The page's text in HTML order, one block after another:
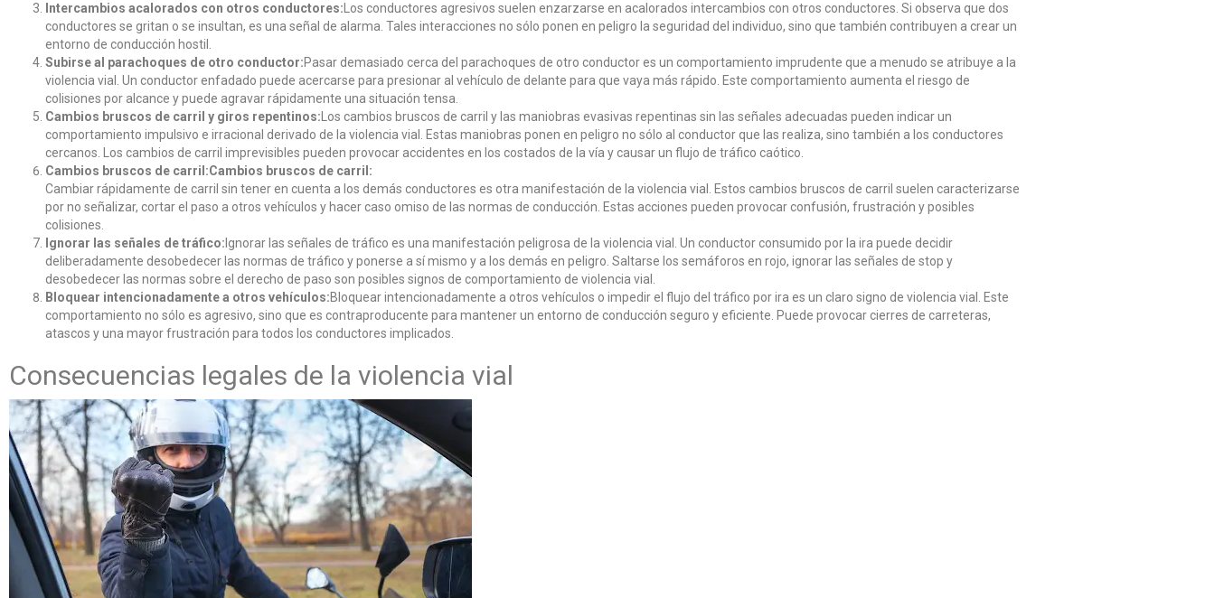
Intercambios acalorados con otros conductores: Los conductores agresivos suelen enzarzarse en acalorados intercambios con otros conductores. Si observa que dos
conductores se gritan o se insultan, es una señal de alarma. Tales interacciones no sólo ponen en peligro la seguridad del individuo, sino que también contribuyen a crear un
entorno de conducción hostil.
Subirse al parachoques de otro conductor:Pasar demasiado cerca del parachoques de otro conductor es un comportamiento imprudente que a menudo se atribuye a la
violencia vial. Un conductor enfadado puede acercarse para presionar al vehículo de delante para que vaya más rápido. Este comportamiento aumenta el riesgo de
colisiones por alcance y puede agravar rápidamente una situación tensa.
Cambios bruscos de carril y giros repentinos: Los cambios bruscos de carril y las maniobras evasivas repentinas sin las señales adecuadas pueden indicar un
comportamiento impulsivo e irracional derivado de la violencia vial. Estas maniobras ponen en peligro no sólo al conductor que las realiza, sino también a los conductores
cercanos. Los cambios de carril imprevisibles pueden provocar accidentes en los costados de la vía y causar un flujo de tráfico caótico.
Cambios bruscos de carril:Cambios bruscos de carril:
Cambiar rápidamente de carril sin tener en cuenta a los demás conductores es otra manifestación de la violencia vial. Estos cambios bruscos de carril suelen caracterizarse
por no señalizar, cortar el paso a otros vehículos y hacer caso omiso de las normas de conducción. Estas acciones pueden provocar confusión, frustración y posibles
colisiones.
Ignorar las señales de tráfico: Ignorar las señales de tráfico es una manifestación peligrosa de la violencia vial. Un conductor consumido por la ira puede decidir
deliberadamente desobedecer las normas de tráfico y ponerse a sí mismo y a los demás en peligro. Saltarse los semáforos en rojo, ignorar las señales de stop y
desobedecer las normas sobre el derecho de paso son posibles signos de comportamiento de violencia vial.
Bloquear intencionadamente a otros vehículos:Bloquear intencionadamente a otros vehículos o impedir el flujo del tráfico por ira es un claro signo de violencia vial. Este
comportamiento no sólo es agresivo, sino que es contraproducente para mantener un entorno de conducción seguro y eficiente. Puede provocar cierres de carreteras,
atascos y una mayor frustración para todos los conductores implicados.
Consecuencias legales de la violencia vial